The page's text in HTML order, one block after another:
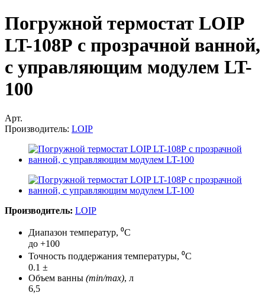
Погружной термостат LOIP
LT-108Р с прозрачной ванной,
с управляющим модулем LT-
100
Арт.
Производитель: LOIP
Производитель: LOIP
Диапазон температур, ⁰С
до +100
Точность поддержания температуры, ⁰С
0.1 ±
Объем ванны (min/max), л
6,5